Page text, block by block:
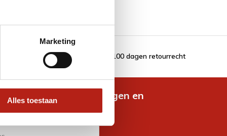
Marketing
Alles toestaan
100 dagen retourrecht
nieuwste aanbiedingen en